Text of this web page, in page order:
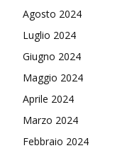
Agosto 2024
Luglio 2024
Giugno 2024
Maggio 2024
Aprile 2024
Marzo 2024
Febbraio 2024